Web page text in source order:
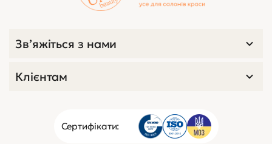
Сертифікати:
Зв’яжіться з нами
Клієнтам